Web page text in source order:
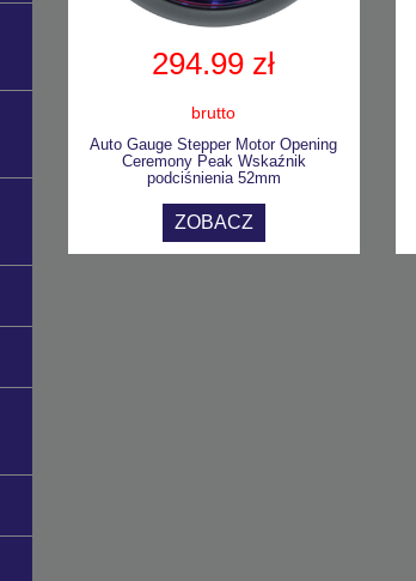
294.99 zł
brutto
Auto Gauge Stepper Motor Opening
Ceremony Peak Wskaźnik
podciśnienia 52mm
ZOBACZ